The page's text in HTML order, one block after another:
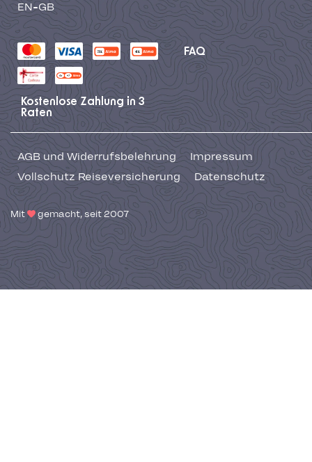
EN-GB
FAQ
Kostenlose Zahlung in 3
Raten
AGB und Widerrufsbelehrung
Impressum
Vollschutz Reiseversicherung
Datenschutz
Mit gemacht, seit 2007